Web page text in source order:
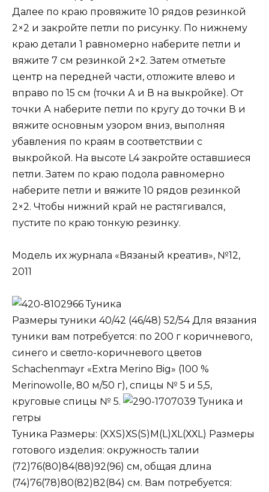
Далее по краю провяжите 10 рядов резинкой
2×2 и закройте петли по рисунку. По нижнему
краю детали 1 равномерно наберите петли и
вяжите 7 см резинкой 2×2. Затем отметьте
центр на передней части, отложите влево и
вправо по 15 см (точки А и В на выкройке). От
точки А наберите петли по кругу до точки В и
вяжите основным узором вниз, выполняя
убавления по краям в соответствии с
выкройкой. На высоте L4 закройте оставшиеся
петли. Затем по краю подола равномерно
наберите петли и вяжите 10 рядов резинкой
2×2. Чтобы нижний край не растягивался,
пустите по краю тонкую резинку.
Модель их журнала «Вязаный креатив», №12,
2011
Туника
Размеры туники 40/42 (46/48) 52/54 Для вязания
туники вам потребуется: по 200 г коричневого,
синего и светло-коричневого цветов
Schachenmayr «Extra Merino Big» (100 %
Merinowolle, 80 м/50 г), спицы № 5 и 5,5,
круговые спицы № 5.
Туника и
гетры
Туника Размеры: (XXS)ХS(S)М(L)ХL(ХХL) Размеры
готового изделия: окружность талии
(72)76(80)84(88)92(96) см, общая длина
(74)76(78)80(82)82(84) см. Вам потребуется: